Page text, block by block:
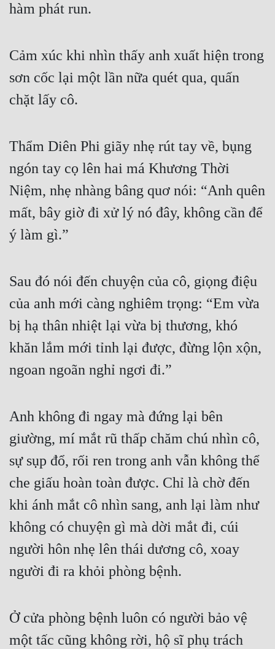
hàm phát run.
Cảm xúc khi nhìn thấy anh xuất hiện trong
sơn cốc lại một lần nữa quét qua, quấn
chặt lấy cô.
Thẩm Diên Phi giãy nhẹ rút tay về, bụng
ngón tay cọ lên hai má Khương Thời
Niệm, nhẹ nhàng bâng quơ nói: “Anh quên
mất, bây giờ đi xử lý nó đây, không cần để
ý làm gì.”
Sau đó nói đến chuyện của cô, giọng điệu
của anh mới càng nghiêm trọng: “Em vừa
bị hạ thân nhiệt lại vừa bị thương, khó
khăn lắm mới tỉnh lại được, đừng lộn xộn,
ngoan ngoãn nghỉ ngơi đi.”
Anh không đi ngay mà đứng lại bên
giường, mí mắt rũ thấp chăm chú nhìn cô,
sự sụp đổ, rối ren trong anh vẫn không thể
che giấu hoàn toàn được. Chỉ là chờ đến
khi ánh mắt cô nhìn sang, anh lại làm như
không có chuyện gì mà dời mắt đi, cúi
người hôn nhẹ lên thái dương cô, xoay
người đi ra khỏi phòng bệnh.
Ở cửa phòng bệnh luôn có người bảo vệ
một tấc cũng không rời, hộ sĩ phụ trách